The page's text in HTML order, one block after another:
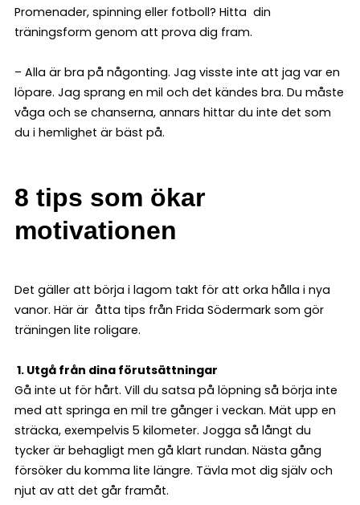
Promenader, spinning eller fotboll? Hitta din
träningsform genom att prova dig fram.
– Alla är bra på någonting. Jag visste inte att jag var en
löpare. Jag sprang en mil och det kändes bra. Du måste
våga och se chanserna, annars hittar du inte det som
du i hemlighet är bäst på.
8 tips som ökar
motivationen
Det gäller att börja i lagom takt för att orka hålla i nya
vanor. Här är åtta tips från Frida Södermark som gör
träningen lite roligare.
1. Utgå från dina förutsättningar
Gå inte ut för hårt. Vill du satsa på löpning så börja inte
med att springa en mil tre gånger i veckan. Mät upp en
sträcka, exempelvis 5 kilometer. Jogga så långt du
tycker är behagligt men gå klart rundan. Nästa gång
försöker du komma lite längre. Tävla mot dig själv och
njut av att det går framåt.